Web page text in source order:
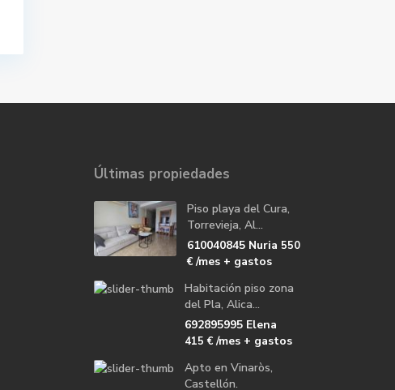
Últimas propiedades
Piso playa del Cura,
Torrevieja, Al...
610040845 Nuria 550
€/mes + gastos
Habitación piso zona
del Pla, Alica...
692895995 Elena
415 €/mes + gastos
Apto en Vinaròs,
Castellón.